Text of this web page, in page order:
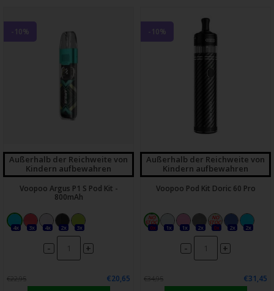
-10%
Außerhalb der Reichweite von
Kindern aufbewahren
Voopoo Argus P1 S Pod Kit -
800mAh
4x 3x 4x 2x 3x
- +
€22,95 €20,65
-10%
Außerhalb der Reichweite von
Kindern aufbewahren
Voopoo Pod Kit Doric 60 Pro
0x 1x 1x 2x 0x 2x 2x
- +
€34,95 €31,45